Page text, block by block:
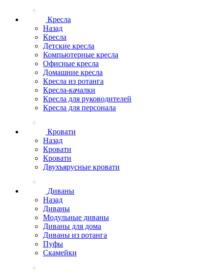
Кресла
Назад
Кресла
Детские кресла
Компьютерные кресла
Офисные кресла
Домашние кресла
Кресла из ротанга
Кресла-качалки
Кресла для руководителей
Кресла для персонала
Кровати
Назад
Кровати
Кровати
Двухъярусные кровати
Диваны
Назад
Диваны
Модульные диваны
Диваны для дома
Диваны из ротанга
Пуфы
Скамейки